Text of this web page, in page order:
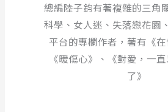
總編陸子鈞有著複雜的三角
科學、女人迷、失落戀花園
平台的專欄作者，著有《在
《暖傷心》、《對愛，一
了》